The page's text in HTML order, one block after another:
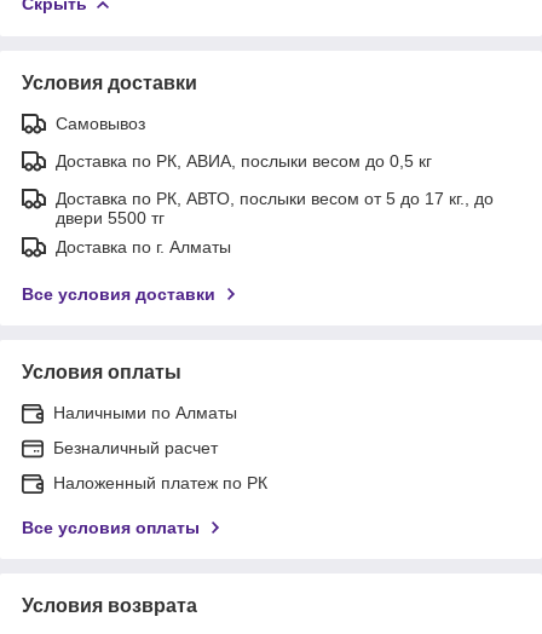
Условия доставки
Самовывоз
Доставка по РК, АВИА, послыки весом до 0,5 кг
Доставка по РК, АВТО, послыки весом от 5 до 17 кг., до
двери 5500 тг
Доставка по г. Алматы
Все условия доставки
Условия оплаты
Наличными по Алматы
Безналичный расчет
Наложенный платеж по РК
Все условия оплаты
Условия возврата